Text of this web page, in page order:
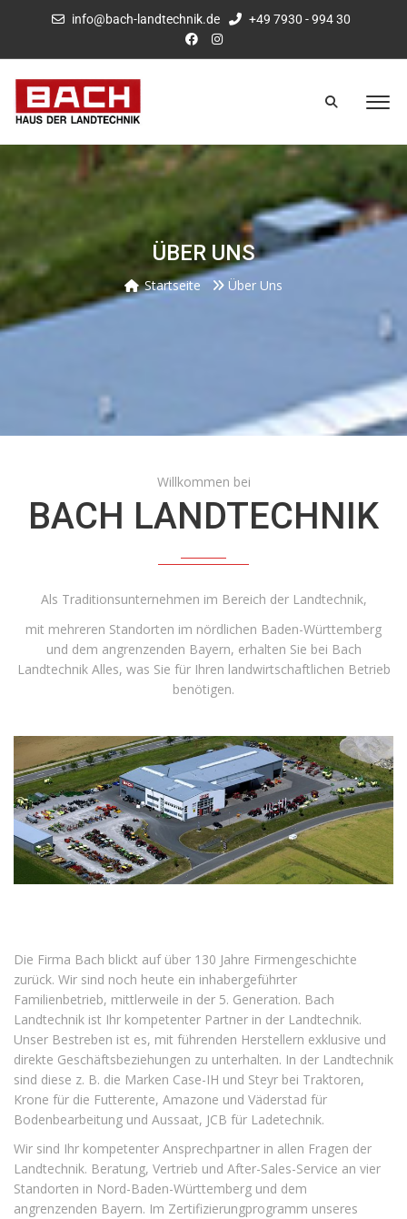
info@bach-landtechnik.de +49 7930 - 994 30
ÜBER UNS
Startseite Über Uns
Willkommen bei
BACH LANDTECHNIK
Als Traditionsunternehmen im Bereich der Landtechnik,
mit mehreren Standorten im nördlichen Baden-Württemberg
und dem angrenzenden Bayern, erhalten Sie bei Bach
Landtechnik Alles, was Sie für Ihren landwirtschaftlichen Betrieb
benötigen.
Die Firma Bach blickt auf über 130 Jahre Firmengeschichte
zurück. Wir sind noch heute ein inhabergeführter
Familienbetrieb, mittlerweile in der 5. Generation. Bach
Landtechnik ist Ihr kompetenter Partner in der Landtechnik.
Unser Bestreben ist es, mit führenden Herstellern exklusive und
direkte Geschäftsbeziehungen zu unterhalten. In der Landtechnik
sind diese z. B. die Marken Case-IH und Steyr bei Traktoren,
Krone für die Futterente, Amazone und Väderstad für
Bodenbearbeitung und Aussaat, JCB für Ladetechnik.
Wir sind Ihr kompetenter Ansprechpartner in allen Fragen der
Landtechnik. Beratung, Vertrieb und After-Sales-Service an vier
Standorten in Nord-Baden-Württemberg und dem
angrenzenden Bayern. Im Zertifizierungprogramm unseres